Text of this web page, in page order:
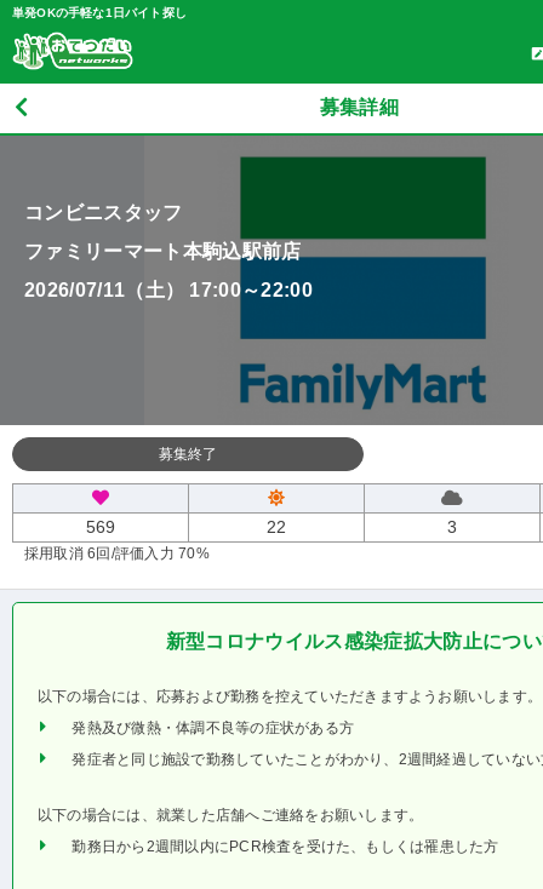
単発OKの手軽な1日バイト探し
募集詳細
コンビニスタッフ
ファミリーマート本駒込駅前店
2026/07/11（土） 17:00～22:00
募集終了
569 22 3
採用取消 6回 /評価入力 70%
新型コロナウイルス感染症拡大防止につ
以下の場合には、応募および勤務を控えていただきますようお願いします。
発熱及び微熱・体調不良等の症状がある方
発症者と同じ施設で勤務していたことがわかり、2週間経過していな
以下の場合には、就業した店舗へご連絡をお願いします。
勤務日から2週間以内にPCR検査を受けた、もしくは罹患した方